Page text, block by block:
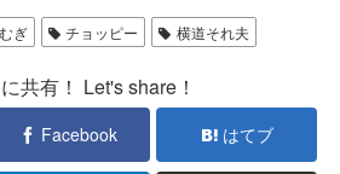
ぎ チョッピー 横道それ夫
共有！ Let's share！
Facebook はてブ